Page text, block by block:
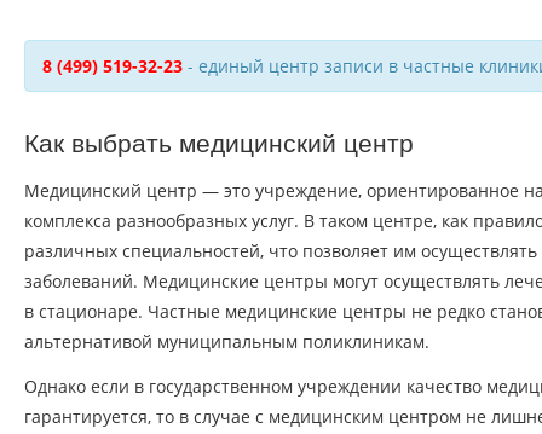
8 (499) 519-32-23 - единый центр записи в частные
Как выбрать медицинский центр
Медицинский центр — это учреждение, ориентированное
комплекса разнообразных услуг. В таком центре, как
различных специальностей, что позволяет им
заболеваний. Медицинские центры могут осуществлять
в стационаре. Частные медицинские центры не редко
альтернативой муниципальным поликлиникам.
Однако если в государственном учреждении качество
гарантируется, то в случае с медицинским центром не